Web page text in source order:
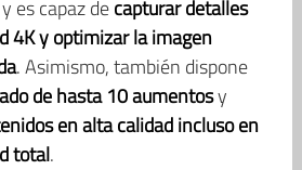
es capaz decapturar detalles
4Ky optimizar la imagen
. Asimismo, también dispone
de hasta 10 aumentosy
en alta calidad incluso en
total.